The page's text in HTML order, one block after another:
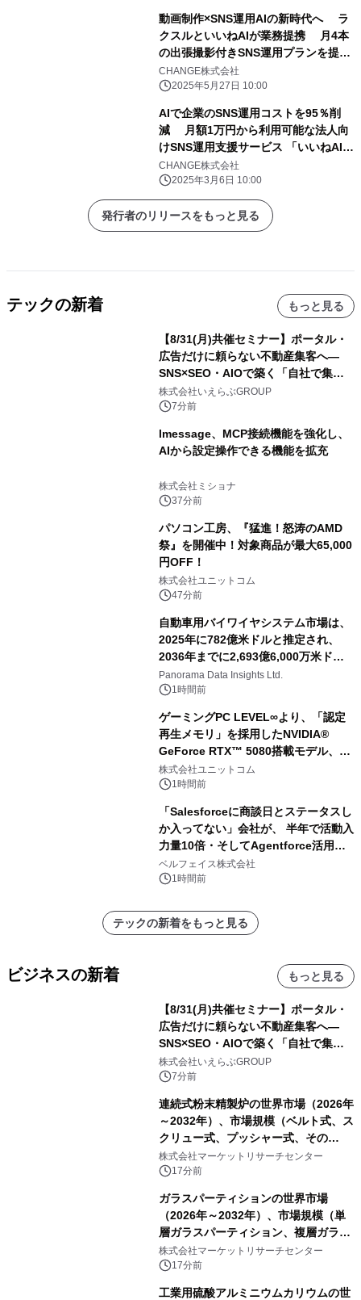
動画制作×SNS運用AIの新時代へ ラ
クスルといいねAIが業務提携 月4本
の出張撮影付きSNS運用プランを提供
開始！
CHANGE株式会社
2025年5月27日 10:00
AIで企業のSNS運用コストを95％削
減 月額1万円から利用可能な法人向
けSNS運用支援サービス 「いいねAI」
正式版リリース
CHANGE株式会社
2025年3月6日 10:00
発行者のリリースをもっと見る
テックの新着 もっと見る
【8/31(月)共催セミナー】ポータル・
広告だけに頼らない不動産集客へ―
SNS×SEO・AIOで築く「自社で集め
る力」―｜いえらぶGROUP
株式会社いえらぶGROUP
7分前
lmessage、MCP接続機能を強化し、
AIから設定操作できる機能を拡充
株式会社ミショナ
37分前
パソコン工房、『猛進！怒涛のAMD
祭』を開催中！対象商品が最大65,000
円OFF！
株式会社ユニットコム
47分前
自動車用バイワイヤシステム市場は、
2025年に782億米ドルと推定され、
2036年までに2,693億6,000万米ドル
に達すると予測されており、予測期間
（2026年～2036年）
Panorama Data Insights Ltd.
1時間前
ゲーミングPC LEVEL∞より、「認定
再生メモリ」を採用したNVIDIA®
GeForce RTX™ 5080搭載モデル、
NVIDIA® GeForce RTX™ 5070 Ti搭
載モデルを販売開始
株式会社ユニットコム
1時間前
「Salesforceに商談日とステータスし
か入ってない」会社が、 半年で活動入
力量10倍・そしてAgentforce活用へ
── 敷島住宅×bellSalesAI事例公開
ベルフェイス株式会社
1時間前
テックの新着をもっと見る
ビジネスの新着 もっと見る
【8/31(月)共催セミナー】ポータル・
広告だけに頼らない不動産集客へ―
SNS×SEO・AIOで築く「自社で集め
る力」―｜いえらぶGROUP
株式会社いえらぶGROUP
7分前
連続式粉末精製炉の世界市場（2026年
～2032年）、市場規模（ベルト式、ス
クリュー式、プッシャー式、その
他）・分析レポートを発表
株式会社マーケットリサーチセンター
17分前
ガラスパーティションの世界市場
（2026年～2032年）、市場規模（単
層ガラスパーティション、複層ガラス
パーティション、その他）・分析レポ
ートを発表
株式会社マーケットリサーチセンター
17分前
工業用硫酸アルミニウムカリウムの世